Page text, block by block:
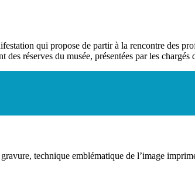
qui propose de partir à la rencontre des
réserves du musée, présentées par les chargés
technique emblématique de l’image